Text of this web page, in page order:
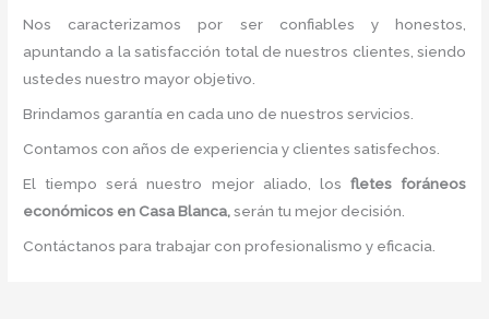
Nos caracterizamos por ser confiables y honestos,
apuntando a la satisfacción total de nuestros clientes, siendo
ustedes nuestro mayor objetivo.
Brindamos garantía en cada uno de nuestros servicios.
Contamos con años de experiencia y clientes satisfechos.
El tiempo será nuestro mejor aliado, los fletes foráneos
económicos en Casa Blanca,serán tu mejor decisión.
Contáctanos para trabajar con profesionalismo y eficacia.